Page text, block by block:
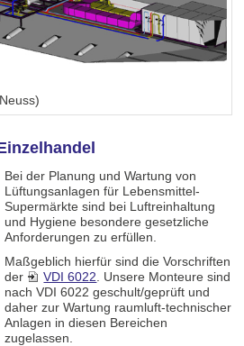
Bei der Planung und Wartung von
Lüftungsanlagen für Lebensmittel-
Supermärkte sind bei Luftreinhaltung
und Hygiene besondere gesetzliche
Anforderungen zu erfüllen.
Maßgeblich hierfür sind die Vorschriften
der
VDI 6022 . Unsere Monteure sind
nach VDI 6022 geschult/geprüft und
daher zur Wartung raumluft-technischer
Anlagen in diesen Bereichen
zugelassen.